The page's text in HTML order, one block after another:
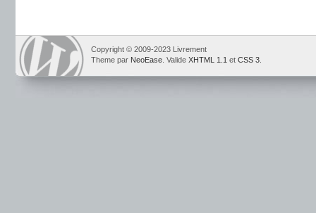
Copyright © 2009-2023 Livrement
Theme par NeoEase . Valide XHTML 1.1 et CSS 3